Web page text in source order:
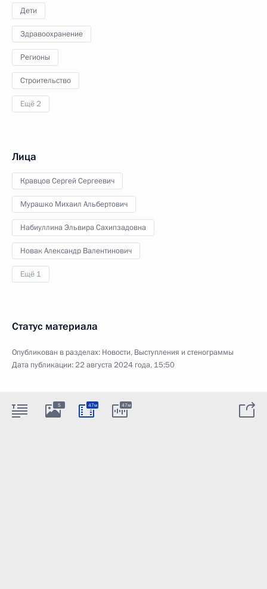
Дети
Здравоохранение
Регионы
Строительство
Ещё 2
Лица
Кравцов Сергей Сергеевич
Мурашко Михаил Альбертович
Набиуллина Эльвира Сахипзадовна
Новак Александр Валентинович
Ещё 1
Статус материала
Опубликован в разделах: Новости, Выступления и стенограммы
Дата публикации:22 августа 2024 года, 15:50
5 47м 47м